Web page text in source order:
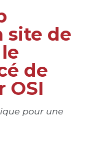
site de
de
OSI
pour une